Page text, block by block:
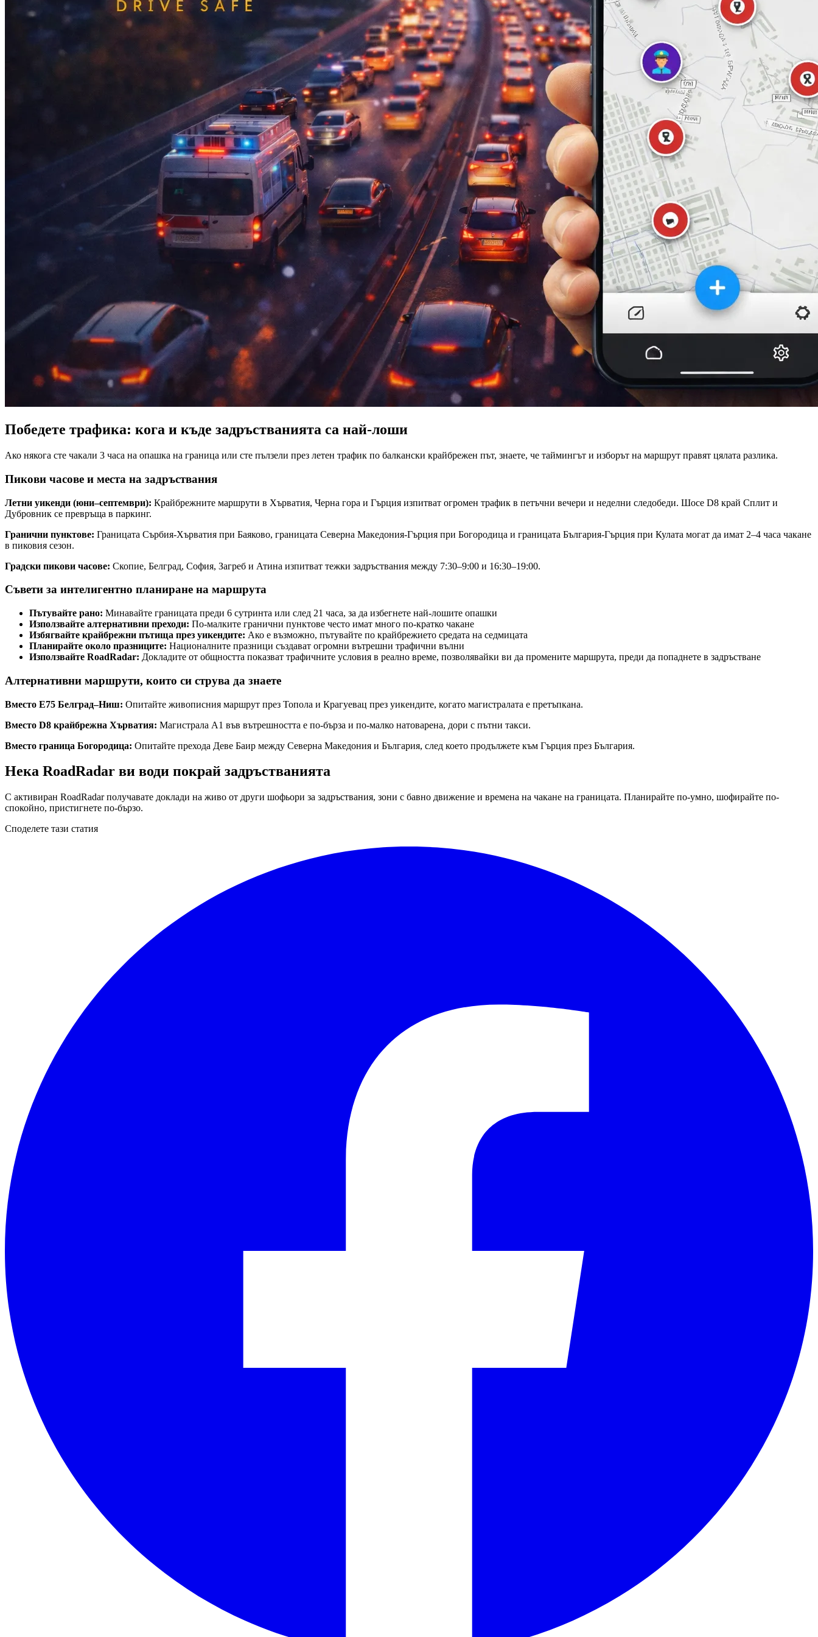
Победете трафика: кога и къде задръстванията са най-лоши
Ако някога сте чакали 3 часа на опашка на граница или сте пълзели през летен трафик по балкански крайбрежен път, знаете, че таймингът и изборът на маршрут правят цялата разлика.
Пикови часове и места на задръствания
Летни уикенди (юни–септември): Крайбрежните маршрути в Хърватия, Черна гора и Гърция изпитват огромен трафик в петъчни вечери и неделни следобеди. Шосе D8 край Сплит и
Дубровник се превръща в паркинг.
Гранични пунктове: Границата Сърбия-Хърватия при Баяково, границата Северна Македония-Гърция при Богородица и границата България-Гърция при Кулата могат да имат 2–4 часа чакане
в пиковия сезон.
Градски пикови часове: Скопие, Белград, София, Загреб и Атина изпитват тежки задръствания между 7:30–9:00 и 16:30–19:00.
Съвети за интелигентно планиране на маршрута
Пътувайте рано: Минавайте границата преди 6 сутринта или след 21 часа, за да избегнете най-лошите опашки
Използвайте алтернативни преходи: По-малките гранични пунктове често имат много по-кратко чакане
Избягвайте крайбрежни пътища през уикендите: Ако е възможно, пътувайте по крайбрежието средата на седмицата
Планирайте около празниците: Националните празници създават огромни вътрешни трафични вълни
Използвайте RoadRadar: Докладите от общността показват трафичните условия в реално време, позволявайки ви да промените маршрута, преди да попаднете в задръстване
Алтернативни маршрути, които си струва да знаете
Вместо E75 Белград–Ниш: Опитайте живописния маршрут през Топола и Крагуевац през уикендите, когато магистралата е претъпкана.
Вместо D8 крайбрежна Хърватия: Магистрала A1 във вътрешността е по-бърза и по-малко натоварена, дори с пътни такси.
Вместо граница Богородица: Опитайте прехода Деве Баир между Северна Македония и България, след което продължете към Гърция през България.
Нека RoadRadar ви води покрай задръстванията
С активиран RoadRadar получавате доклади на живо от други шофьори за задръствания, зони с бавно движение и времена на чакане на границата. Планирайте по-умно, шофирайте по-
спокойно, пристигнете по-бързо.
Споделете тази статия